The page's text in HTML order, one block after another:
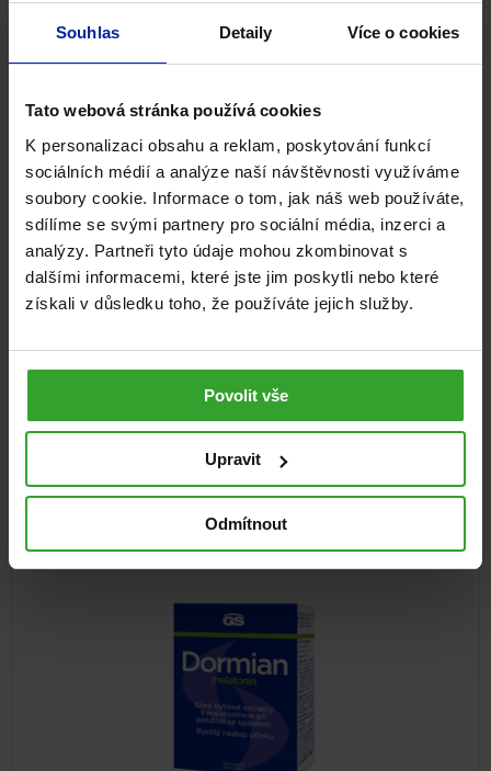
Souhlas Detaily Více o cookies
Tato webová stránka používá cookies
K personalizaci obsahu a reklam, poskytování funkcí
sociálních médií a analýze naší návštěvnosti využíváme
soubory cookie. Informace o tom, jak náš web používáte,
sdílíme se svými partnery pro sociální média, inzerci a
analýzy. Partneři tyto údaje mohou zkombinovat s
dalšími informacemi, které jste jim poskytli nebo které
získali v důsledku toho, že používáte jejich služby.
Povolit vše
Upravit
Odmítnout
GS Dormian melatonin, 2 × 30 kapslí
100%(7×)